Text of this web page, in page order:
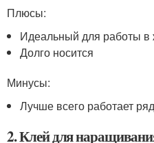
Плюсы:
Идеальный для работы в
Долго носится
Минусы:
Лучше всего работает
2. Клей для